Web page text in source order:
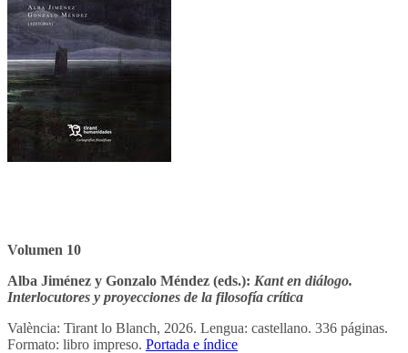
Volumen 10
Alba Jiménez y Gonzalo Méndez (eds.): Kant en diálogo.
Interlocutores y proyecciones de la filosofía crítica
València: Tirant lo Blanch, 2026. Lengua: castellano. 336 páginas.
Formato: libro impreso. Portada e índice